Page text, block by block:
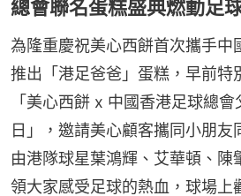
總會聯名蛋糕盛典燃動足
為隆重慶祝美心西餅首次攜手中
推出「港足爸爸」蛋糕，早前特
「美心西餅 x 中國香港足球總
日」，邀請美心顧客攜同小朋友
由港隊球星葉鴻輝、艾華頓、陳
領大家感受足球的熱血，球場上